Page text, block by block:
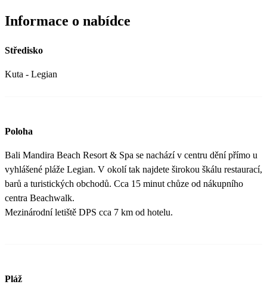
Informace o nabídce
Středisko
Kuta - Legian
Poloha
Bali Mandira Beach Resort & Spa se nachází v centru dění přímo u
vyhlášené pláže Legian. V okolí tak najdete širokou škálu restaurací,
barů a turistických obchodů. Cca 15 minut chůze od nákupního
centra Beachwalk.
Mezinárodní letiště DPS cca 7 km od hotelu.
Pláž